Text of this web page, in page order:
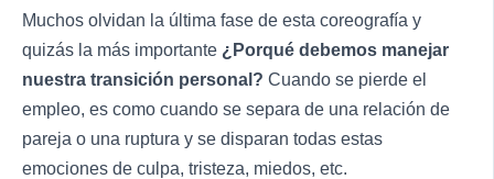
Muchos olvidan la última fase de esta coreografía y
quizás la más importante ¿Porqué debemos manejar
nuestra transición personal? Cuando se pierde el
empleo, es como cuando se separa de una relación de
pareja o una ruptura y se disparan todas estas
emociones de culpa, tristeza, miedos, etc.